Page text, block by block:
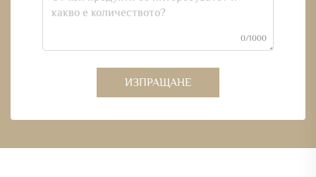
0/1000
ИЗПРАЩАНЕ